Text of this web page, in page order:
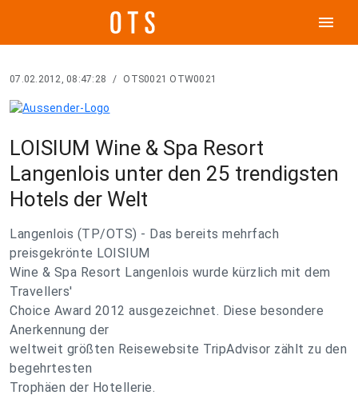
menu
07.02.2012, 08:47:28 / OTS0021 OTW0021
LOISIUM Wine & Spa Resort
Langenlois unter den 25 trendigsten
Hotels der Welt
Langenlois (TP/OTS) - Das bereits mehrfach
preisgekrönte LOISIUM
Wine & Spa Resort Langenlois wurde kürzlich mit dem
Travellers'
Choice Award 2012 ausgezeichnet. Diese besondere
Anerkennung der
weltweit größten Reisewebsite TripAdvisor zählt zu den
begehrtesten
Trophäen der Hotellerie.